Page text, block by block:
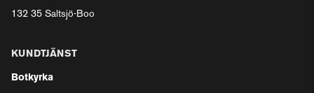
132 35 Saltsjö-Boo
KUNDTJÄNST
Botkyrka